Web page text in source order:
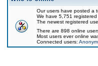
Our users have posted a
We have 5,751 registered
The newest registered
There are 898 online
Most users ever online
Connected users: